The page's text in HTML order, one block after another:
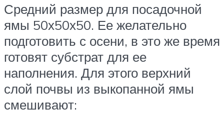
Средний размер для посадочной
ямы 50х50х50. Ее желательно
подготовить с осени, в это же время
готовят субстрат для ее
наполнения. Для этого верхний
слой почвы из выкопанной ямы
смешивают: